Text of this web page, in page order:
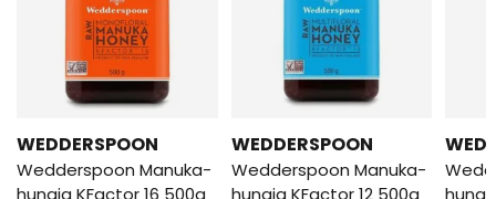
WEDDERSPOON
Wedderspoon Manuka-
hunaja KFactor 16 500g
WEDDERSPOON
Wedderspoon Manuka-
hunaja KFactor 12 500g